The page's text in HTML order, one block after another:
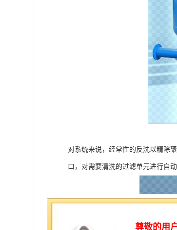
对系统来说，经常性的反洗以精除
口，对需要清洗的过滤单元进行自动